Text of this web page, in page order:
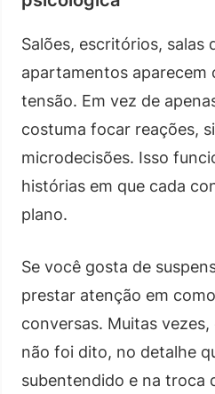
Salões, escritórios, salas
apartamentos aparecem
tensão. Em vez de
costuma focar reações,
microdecisões. Isso
histórias em que cada
plano.
Se você gosta de
prestar atenção em
conversas. Muitas
não foi dito, no detalhe
subentendido e na troca